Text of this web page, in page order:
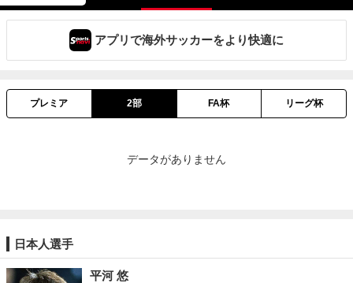
アプリで海外サッカーをより快適に
プレミア 2部 FA杯 リーグ杯
データがありません
日本人選手
平河 悠